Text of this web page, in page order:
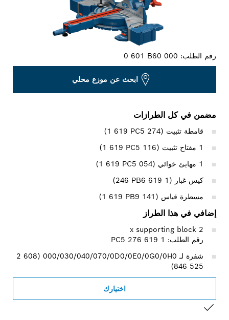
رقم الطلب:0 601 B60 000
ابحث عن موزع محلي
مضمن في كل الطرازات
قامطة تثبيت (‎1 619 PC5 274)
كيس غبار (1 619 PB6 ‏246)
مسطرة قياس (‎1 619 PB9 141)
إضافي في هذا الطراز
رقم الطلب: 1 619 PC5 276
شفرة لـ 000/030/040/070/0D0/0E0/0G0/0H0‏ (‎2 608
846 525)
اختيارك